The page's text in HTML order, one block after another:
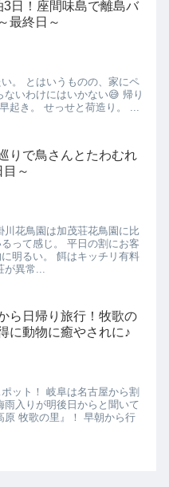
3日！座間味島で離島バ
最終日～
。 とはいうものの、家にペ
いわけにはいかない😅 帰り
起き。 せっせと荷造り。 ...
りで鳥さんとたわむれ
～
花鳥園は加茂荘花鳥園に比
って感じ。 平日の割にお客
明るい。 餌はキッチリ有料
異常...
ら日帰り旅行！牧歌の
に動物に癒やされに♪
ット！ 岐阜は名古屋から割
入りが明後日からと聞いて
原 牧歌の里』！ 早朝から行